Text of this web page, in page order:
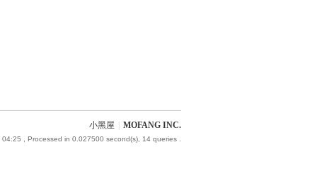
小黑屋 MOFANG INC.
04:25 , Processed in 0.027500 second(s), 14 queries .